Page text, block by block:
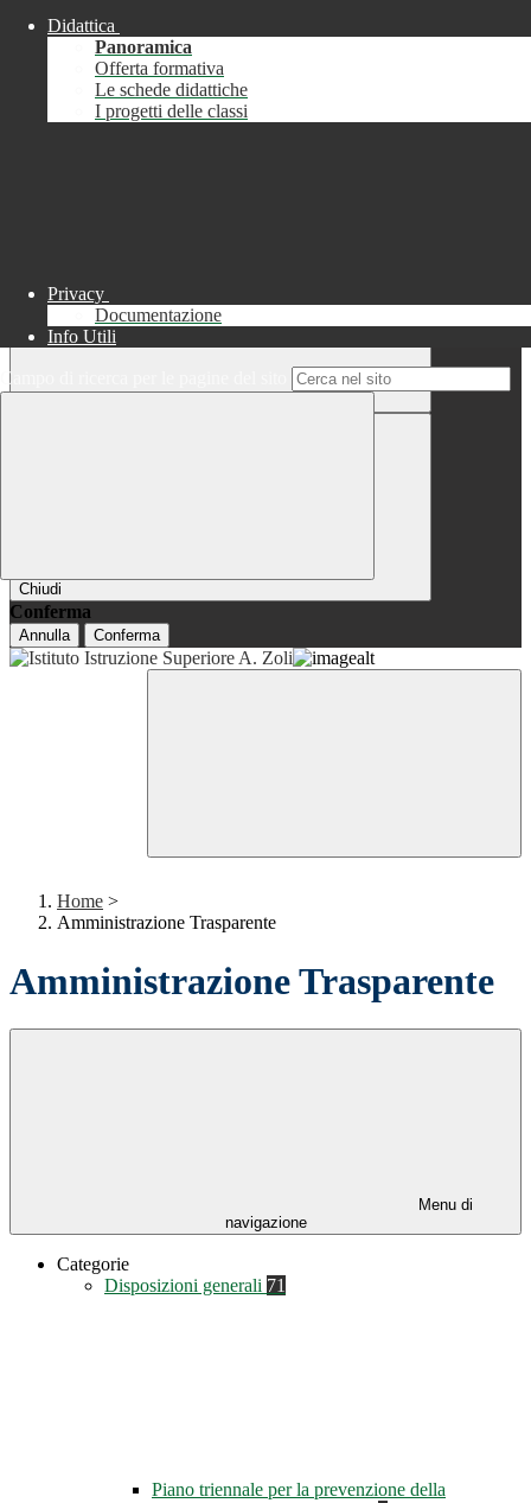
Chiudi
Informazione
Chiudi
Conferma
Annulla Conferma
Didattica
Panoramica
Offerta formativa
Le schede didattiche
I progetti delle classi
Privacy
Documentazione
Info Utili
Campo di ricerca per le pagine del sito
Home >
Amministrazione Trasparente
Amministrazione Trasparente
Menu di
navigazione
Categorie
Disposizioni generali 71
Piano triennale per la prevenzione della